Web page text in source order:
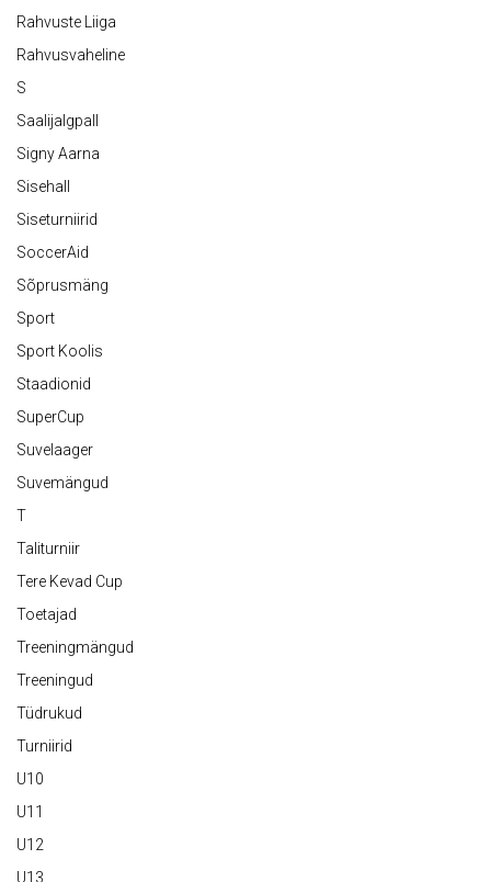
Rahvuste Liiga
Rahvusvaheline
S
Saalijalgpall
Signy Aarna
Sisehall
Siseturniirid
SoccerAid
Sõprusmäng
Sport
Sport Koolis
Staadionid
SuperCup
Suvelaager
Suvemängud
T
Taliturniir
Tere Kevad Cup
Toetajad
Treeningmängud
Treeningud
Tüdrukud
Turniirid
U10
U11
U12
U13